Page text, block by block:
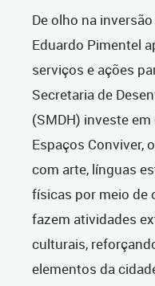
De olho na
Eduardo Pimentel
serviços e ações
Secretaria de
(SMDH) investe
Espaços Conviver,
com arte, línguas
físicas por meio de
fazem atividades
culturais,
elementos da